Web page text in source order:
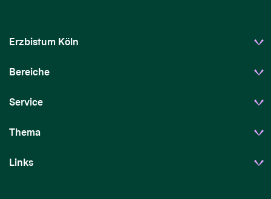
Erzbistum Köln
Bereiche
Service
Thema
Links